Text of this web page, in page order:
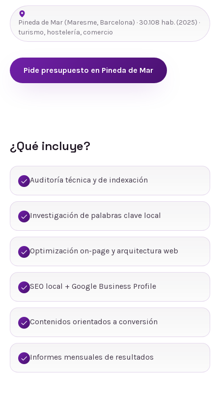
Pineda de Mar (Maresme, Barcelona) · 30.108 hab. (2025) ·
turismo, hostelería, comercio
Pide presupuesto en Pineda de Mar
¿Qué incluye?
Auditoría técnica y de indexación
Investigación de palabras clave local
Optimización on-page y arquitectura web
SEO local + Google Business Profile
Contenidos orientados a conversión
Informes mensuales de resultados